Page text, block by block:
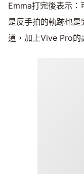
Emma打完後表示：
是反手拍的軌跡也
道，加上Vive Pro的